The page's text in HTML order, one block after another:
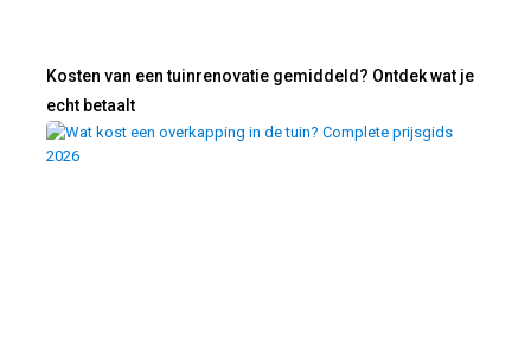
Kosten van een tuinrenovatie gemiddeld? Ontdek wat je
echt betaalt